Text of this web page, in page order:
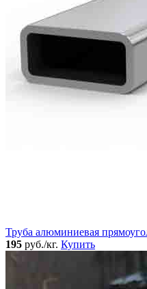
Труба алюминиевая
195 руб./кг. Купить